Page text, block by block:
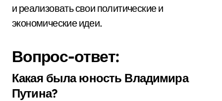
и реализовать свои политические и
экономические идеи.
Вопрос-ответ:
Какая была юность Владимира
Путина?